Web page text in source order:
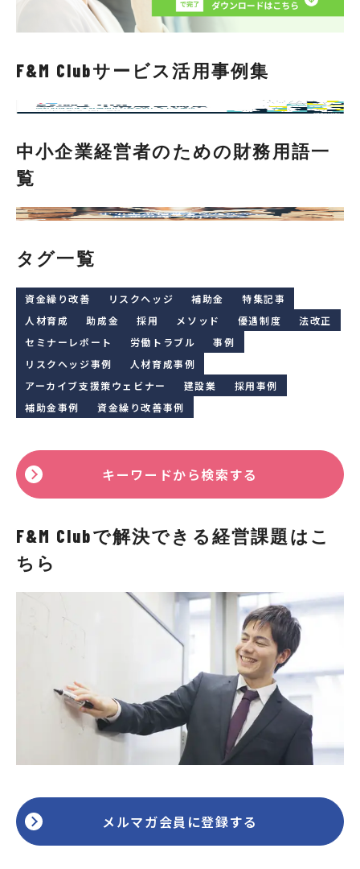
F&M Clubサービス活用事例集
中小企業経営者のための財務用語一
覧
タグ一覧
資金繰り改善 リスクヘッジ 補助金
特集記事
人材育成
助成金 採用 メソッド 優遇制度
法改正
セミナーレポート
労働トラブル
事例
リスクヘッジ事例
人材育成事例
アーカイブ支援策ウェビナー
建設業
採用事例
補助金事例
資金繰り改善事例
キーワードから検索する
F&M Clubで解決できる経営課題はこ
ちら
メルマガ会員に登録する